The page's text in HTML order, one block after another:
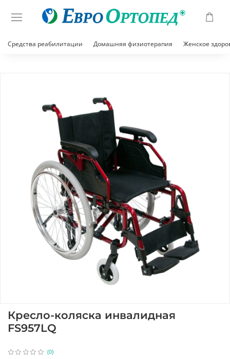
Средства реабилитации Домашняя физиотерапия Женское
(0)
Кресло-коляска инвалидная
FS957LQ